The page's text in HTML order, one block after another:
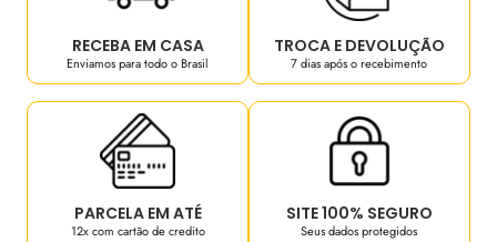
RECEBA EM CASA
Enviamos para todo o Brasil
TROCA E DEVOLUÇÃO
7 dias após o recebimento
PARCELA EM ATÉ
12x com cartão de credito
SITE 100% SEGURO
Seus dados protegidos